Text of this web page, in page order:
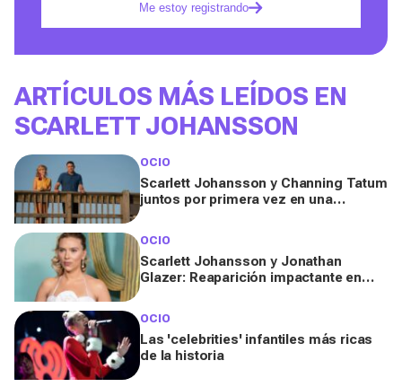
Me estoy registrando
ARTÍCULOS MÁS LEÍDOS EN
SCARLETT JOHANSSON
OCIO
Scarlett Johansson y Channing Tatum
juntos por primera vez en una
OCIO
Scarlett Johansson y Jonathan
Glazer: Reaparición impactante en
OCIO
Las 'celebrities' infantiles más ricas
de la historia